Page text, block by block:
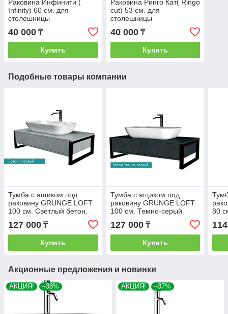
Раковина Инфинити (
Infinity) 60 см. для
столешницы
40 000 ₸
Купить
Раковина Ринго Кат( Ringo
cut) 53 см. для
столешницы
40 000₸
Купить
Подобные товары компании
Тумба с ящиком под
раковину GRUNGE LOFT
100 см. Светлый бетон.
127 000 ₸
Купить
Тумба с ящиком под
раковину GRUNGE LOFT
100 см. Темно-серый
127 000₸
Купить
80
Акционные предложения и новинки
АКЦИЯ! –38% АКЦИЯ! –37%